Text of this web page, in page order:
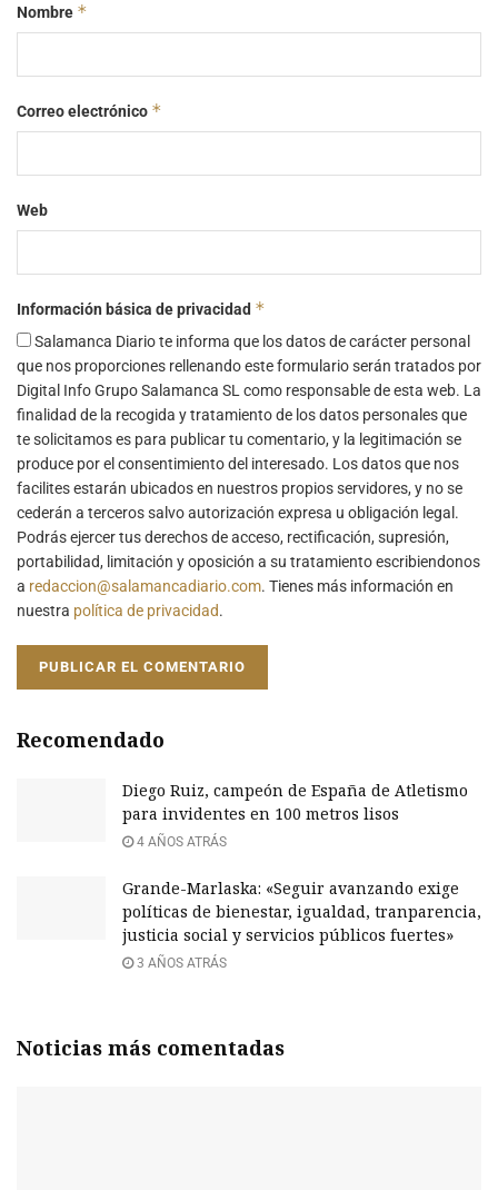
Nombre *
Correo electrónico *
Web
Información básica de privacidad *
Salamanca Diario te informa que los datos de carácter personal
que nos proporciones rellenando este formulario serán tratados por
Digital Info Grupo Salamanca SL como responsable de esta web. La
finalidad de la recogida y tratamiento de los datos personales que
te solicitamos es para publicar tu comentario, y la legitimación se
produce por el consentimiento del interesado. Los datos que nos
facilites estarán ubicados en nuestros propios servidores, y no se
cederán a terceros salvo autorización expresa u obligación legal.
Podrás ejercer tus derechos de acceso, rectificación, supresión,
portabilidad, limitación y oposición a su tratamiento escribiendonos
a redaccion@salamancadiario.com. Tienes más información en
nuestra política de privacidad.
Recomendado
Diego Ruiz, campeón de España de Atletismo
para invidentes en 100 metros lisos
4 AÑOS ATRÁS
Grande-Marlaska: «Seguir avanzando exige
políticas de bienestar, igualdad, tranparencia,
justicia social y servicios públicos fuertes»
3 AÑOS ATRÁS
Noticias más comentadas